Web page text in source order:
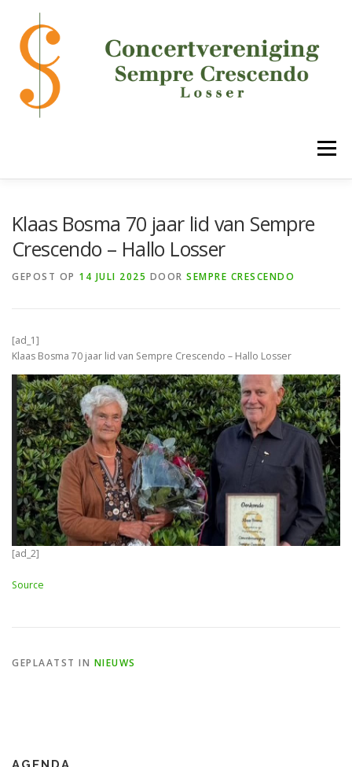
inhoud
Menu
Klaas Bosma 70 jaar lid van Sempre
Crescendo – Hallo Losser
GEPOST OP 14 JULI 2025 DOOR SEMPRE CRESCENDO
[ad_1]
Klaas Bosma 70 jaar lid van Sempre Crescendo – Hallo Losser
[ad_2]
Source
GEPLAATST IN NIEUWS